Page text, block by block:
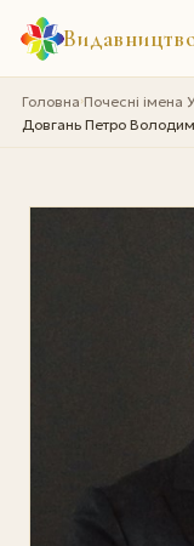
Головна›Почесні імена
Довгань Петро